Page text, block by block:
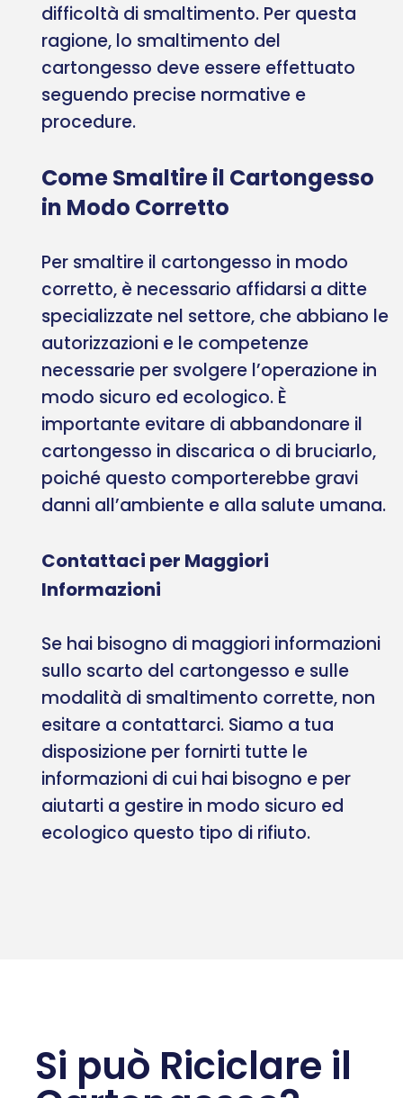
difficoltà di smaltimento. Per questa
ragione, lo smaltimento del
cartongesso deve essere effettuato
seguendo precise normative e
procedure.
Come Smaltire il Cartongesso
in Modo Corretto
Per smaltire il cartongesso in modo
corretto, è necessario affidarsi a ditte
specializzate nel settore, che abbiano le
autorizzazioni e le competenze
necessarie per svolgere l’operazione in
modo sicuro ed ecologico. È
importante evitare di abbandonare il
cartongesso in discarica o di bruciarlo,
poiché questo comporterebbe gravi
danni all’ambiente e alla salute umana.
Contattaci per Maggiori
Informazioni
Se hai bisogno di maggiori informazioni
sullo scarto del cartongesso e sulle
modalità di smaltimento corrette, non
esitare a contattarci. Siamo a tua
disposizione per fornirti tutte le
informazioni di cui hai bisogno e per
aiutarti a gestire in modo sicuro ed
ecologico questo tipo di rifiuto.
Si può Riciclare il